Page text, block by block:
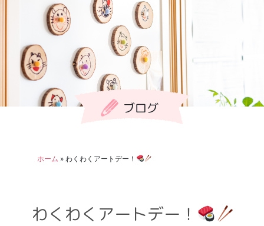
ブログ
ホーム » わくわくアートデー！
わくわくアートデー！